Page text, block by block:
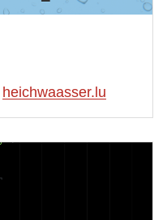
heichwaasser.lu